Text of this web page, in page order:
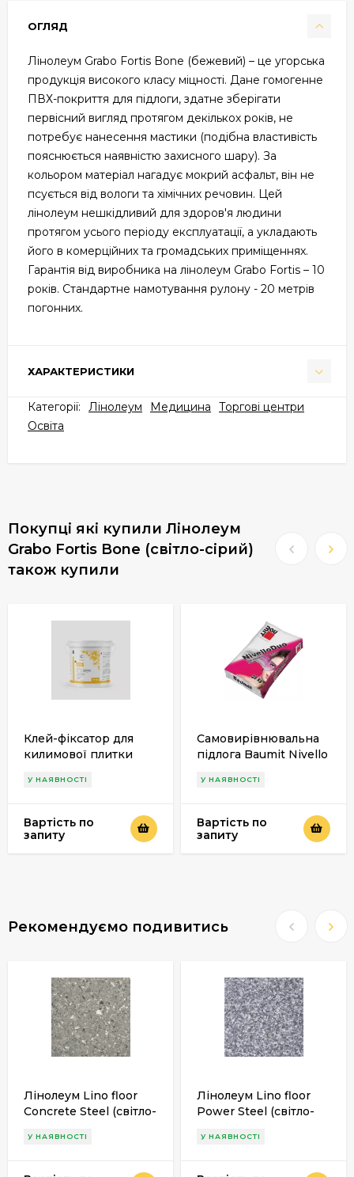
ОГЛЯД
Лінолеум Grabo Fortis Bone (бежевий) – це угорська
продукція високого класу міцності. Дане гомогенне
ПВХ-покриття для підлоги, здатне зберігати
первісний вигляд протягом декількох років, не
потребує нанесення мастики (подібна властивість
пояснюється наявністю захисного шару). За
кольором матеріал нагадує мокрий асфальт, він не
псується від вологи та хімічних речовин. Цей
лінолеум нешкідливий для здоров'я людини
протягом усього періоду експлуатації, а укладають
його в комерційних та громадських приміщеннях.
Гарантія від виробника на лінолеум Grabo Fortis – 10
років. Стандартне намотування рулону - 20 метрів
погонних.
ХАРАКТЕРИСТИКИ
Категорії: Лінолеум Медицина
Торгові центри
Освіта
Покупці які купили Лінолеум
Grabo Fortis Bone (світло-сірий)
також купили
Клей-фіксатор для
килимової плитки
У НАЯВНОСТІ
Вартість по
запиту
Самовирівнювальна
підлога Baumit Nivello
У НАЯВНОСТІ
Вартість по
запиту
Рекомендуємо подивитись
Лінолеум Lino floor
Concrete Steel (світло-
У НАЯВНОСТІ
Лінолеум Lino floor
Power Steel (світло-
У НАЯВНОСТІ